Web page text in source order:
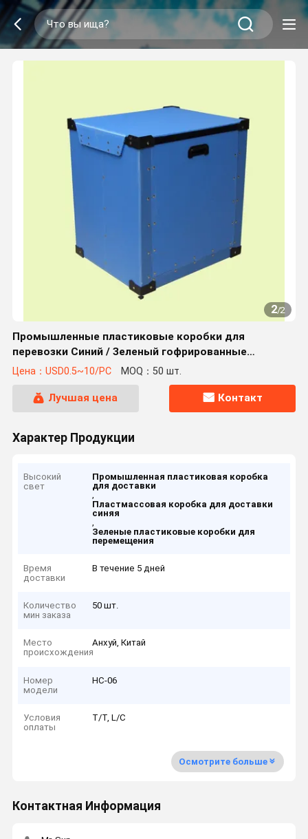
2/2
Промышленные пластиковые коробки для
перевозки Синий / Зеленый гофрированные
пластиковые коробки для перевозки
Цена：USD0.5~10/PC MOQ：50 шт.
Лучшая цена Контакт
Характер Продукции
Высокий
свет
Промышленная пластиковая коробка
для доставки
,
Пластмассовая коробка для доставки
синяя
,
Зеленые пластиковые коробки для
перемещения
Время
доставки
В течение 5 дней
Количество
мин заказа
50 шт.
Место
происхождения
Анхуй, Китай
Номер
модели
HC-06
Условия
оплаты
T/T, L/C
Осмотрите больше
Контактная Информация